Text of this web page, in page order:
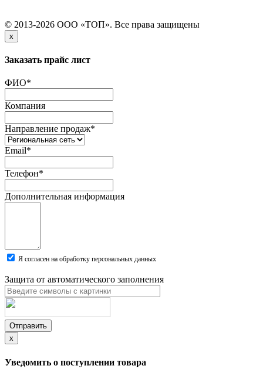
© 2013-2026 ООО «ТОП». Все права защищены
x
Заказать прайс лист
ФИО*
Компания
Направление продаж*
Email*
Телефон*
Дополнительная информация
Я согласен на обработку персональных данных
Защита от автоматического заполнения
Отправить
x
Уведомить о поступлении товара